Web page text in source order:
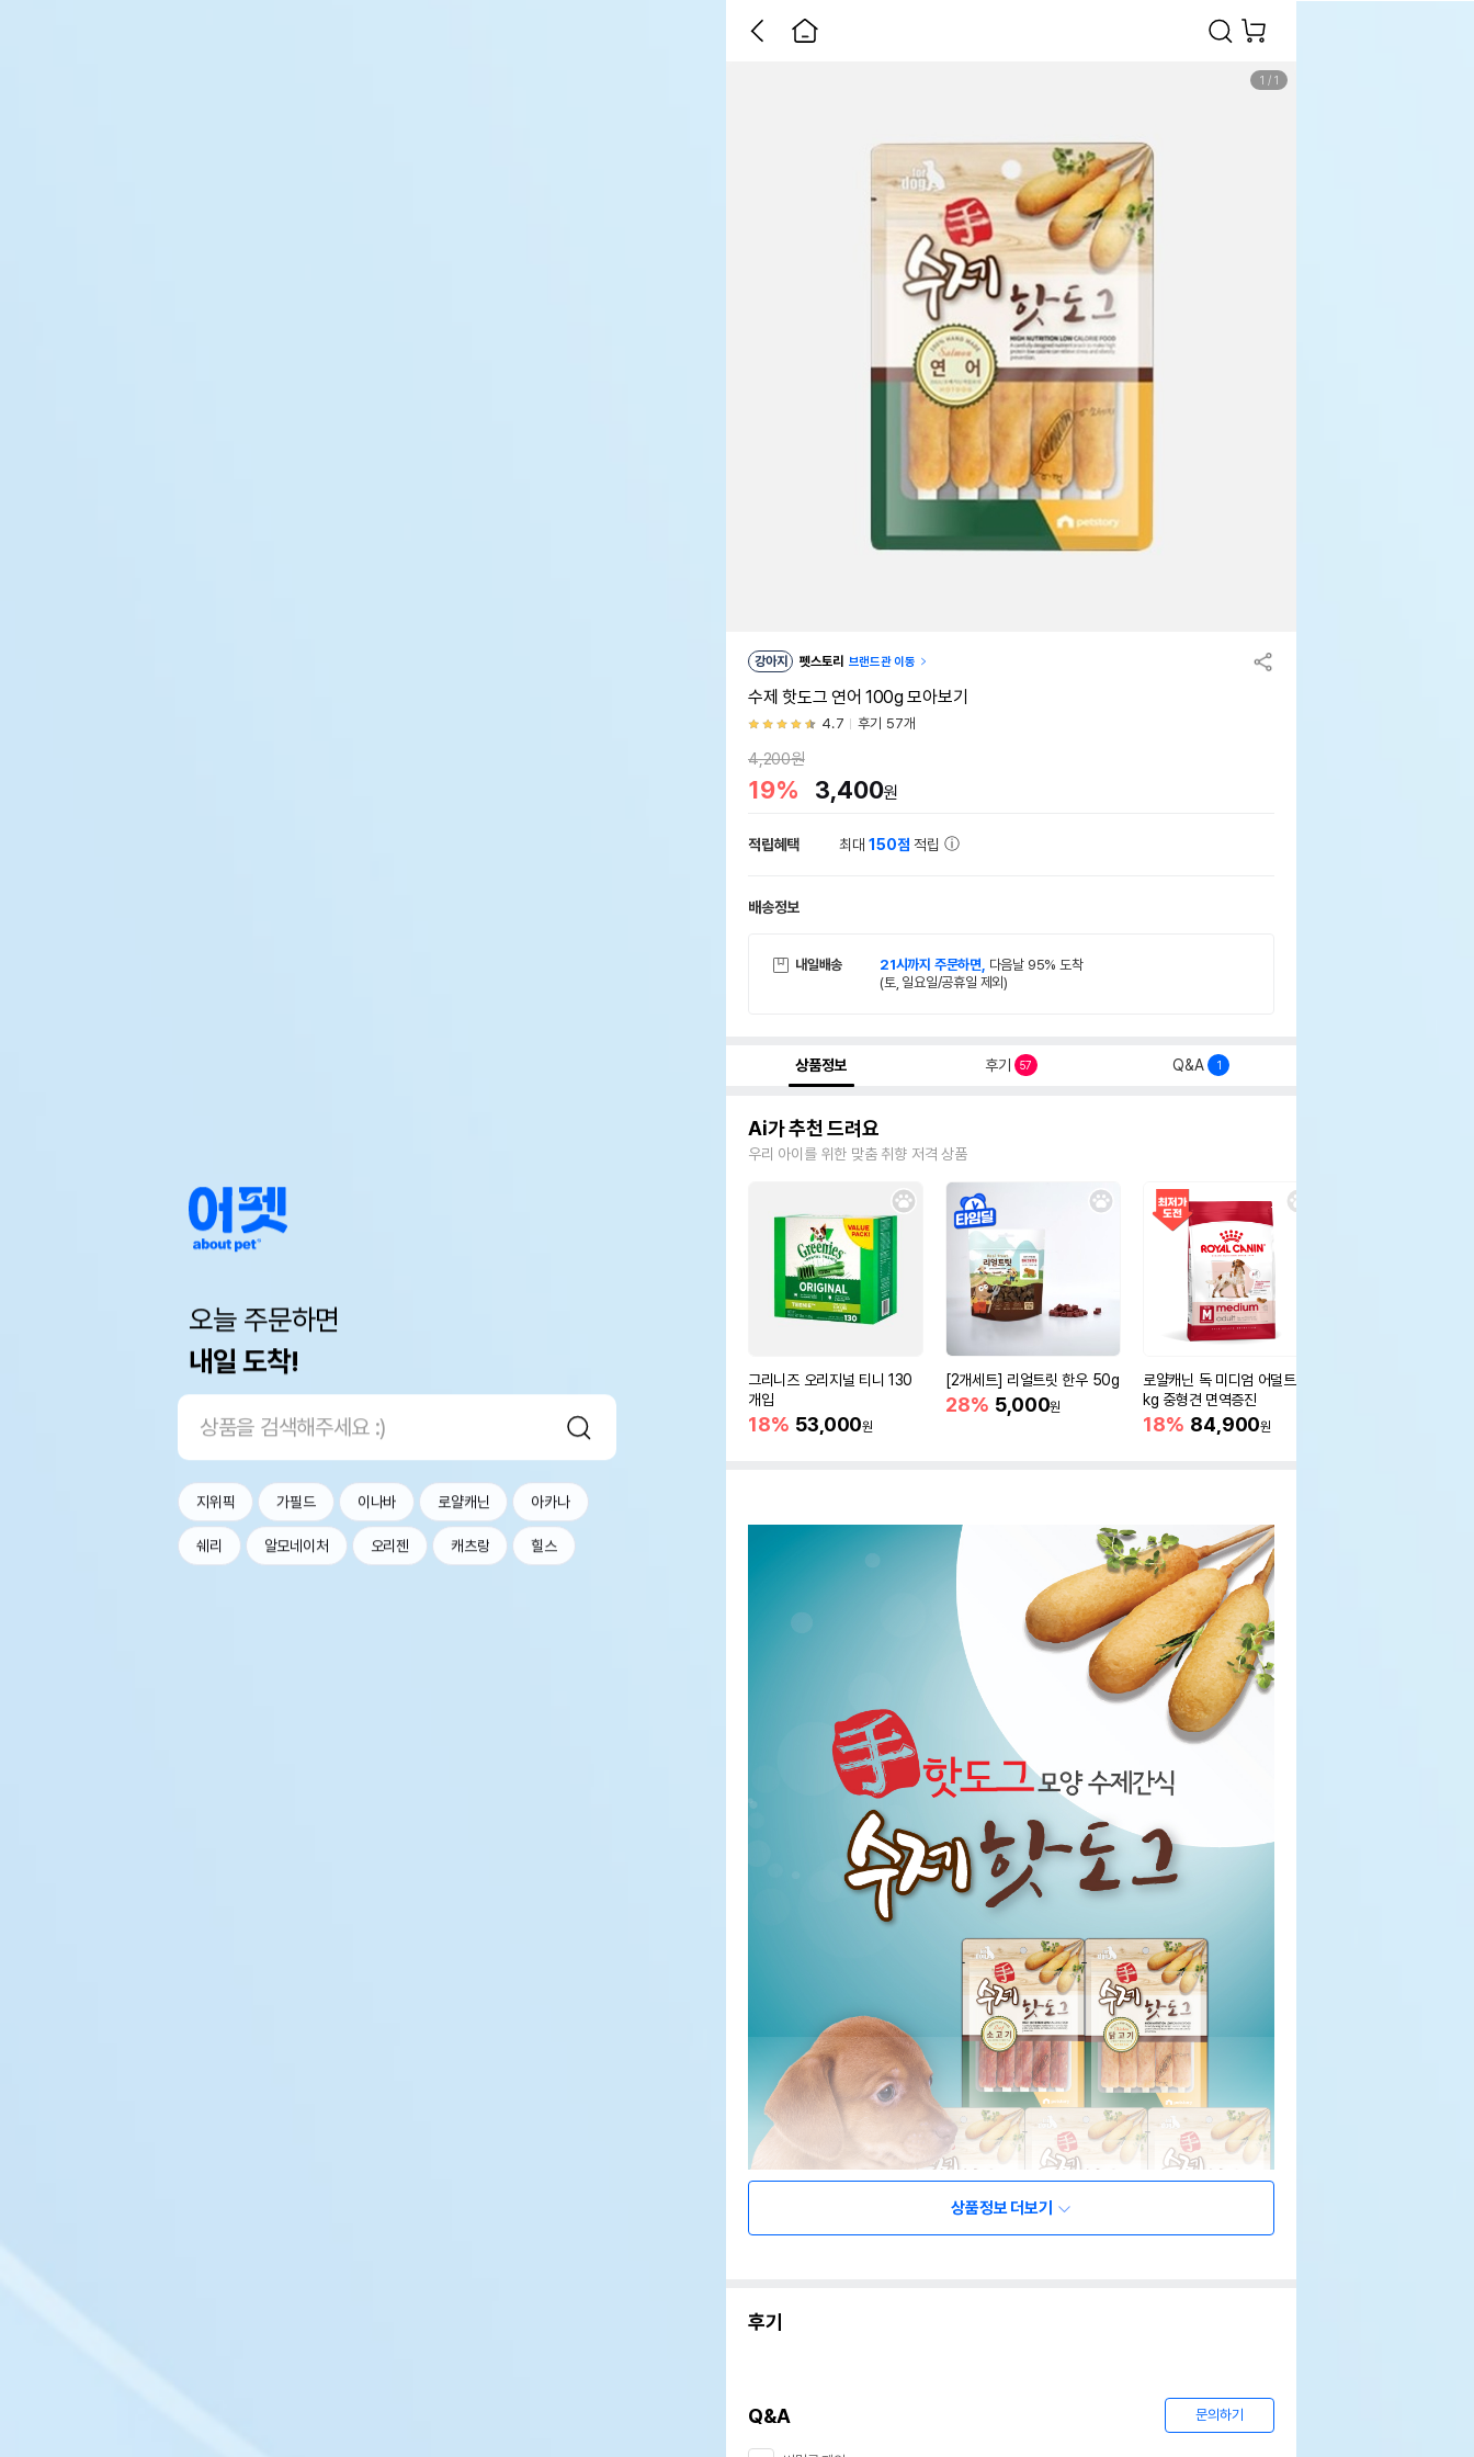
오늘 주문하면
내일 도착!
지위픽 가필드 이나바 로얄캐닌 아카나
쉐리 알모네이처 오리젠 캐츠랑 힐스
1 / 1
강아지 펫스토리 브랜드관 이동
수제 핫도그 연어 100g 모아보기
4.7 후기 57개
4,200원
19% 3,400원
적립혜택 최대150점 적립
배송정보
내일배송 21시까지 주문하면, 다음날 95% 도착
(토, 일요일/공휴일 제외)
상품정보 후기 57 Q&A 1
Ai가 추천 드려요
우리 아이를 위한 맞춤 취향 저격 상품
그리니즈 오리지널 티니 130
개입
18% 53,000원
[2개세트] 리얼트릿 한우 50g
28% 5,000원
로얄캐닌 독 미디엄 어덜트 10
kg 중형견 면역증진
18% 84,900원
상품정보 더보기
후기
Q&A 문의하기